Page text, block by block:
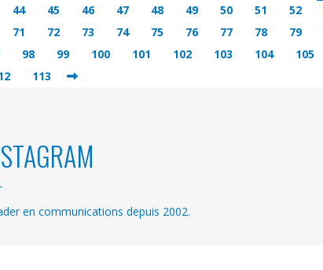
44 45 46 47 48 49 50 51 52
71 72 73 74 75 76 77 78 79
98 99 100 101 102 103 104 105
113
en communications depuis 2002.